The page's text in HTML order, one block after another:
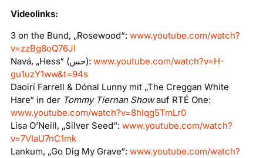
Videolinks:
3 on the Bund, „Rosewood“: www.youtube.com/watch?
v=zzBg8oQ76JI
Navá, „Hess“ (حس): www.youtube.com/watch?v=H-
gu1uzY1ww&t=94s
Daoirí Farrell & Dónal Lunny mit „The Creggan White
Hare“ in der Tommy Tiernan Showauf RTÉ One:
www.youtube.com/watch?v=8hlqg5TmLr0
Lisa O’Neill, „Silver Seed“: www.youtube.com/watch?
v=7VIaU7nC1mk
Lankum, „Go Dig My Grave“: www.youtube.com/watch?